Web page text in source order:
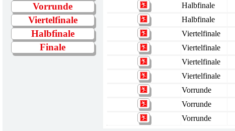
Vorrunde
Viertelfinale
Halbfinale
Finale
Halbfinale
Halbfinale
Viertelfinale
Viertelfinale
Viertelfinale
Viertelfinale
Vorrunde
Vorrunde
Vorrunde